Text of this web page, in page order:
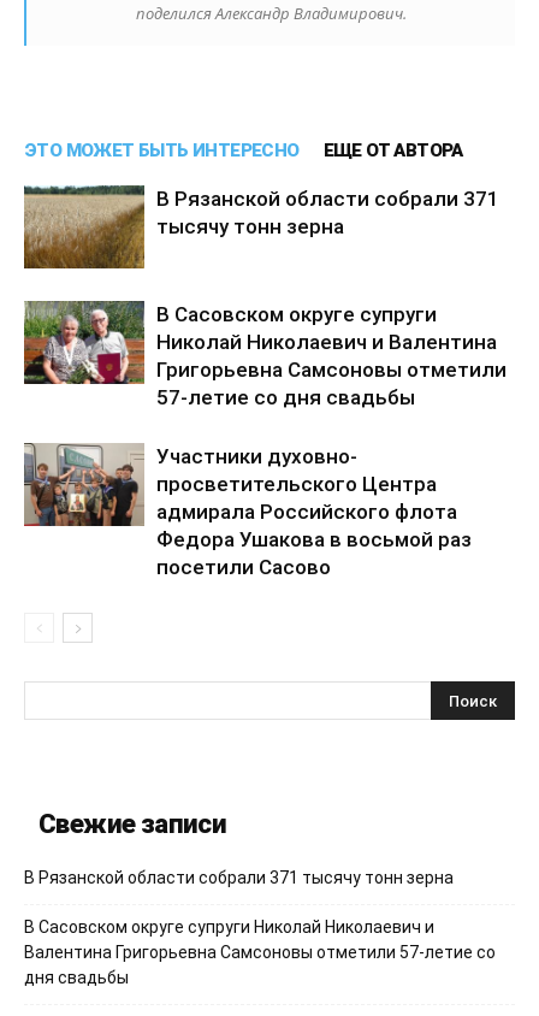
поделился Александр Владимирович.
ЭТО МОЖЕТ БЫТЬ ИНТЕРЕСНО ЕЩЕ ОТ АВТОРА
В Рязанской области собрали 371
тысячу тонн зерна
В Сасовском округе супруги
Николай Николаевич и Валентина
Григорьевна Самсоновы отметили
57-летие со дня свадьбы
Участники духовно-
просветительского Центра
адмирала Российского флота
Федора Ушакова в восьмой раз
посетили Сасово
Свежие записи
В Рязанской области собрали 371 тысячу тонн зерна
В Сасовском округе супруги Николай Николаевич и
Валентина Григорьевна Самсоновы отметили 57-летие со
дня свадьбы